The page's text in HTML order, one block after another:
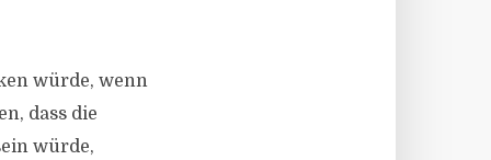
würde, wenn
dass die
würde,